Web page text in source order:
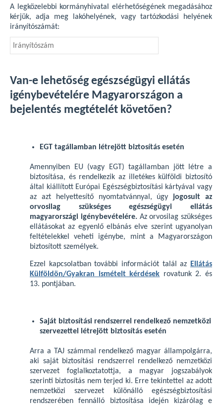
A legközelebbi kormányhivatal elérhetőségének megadásához
kérjük, adja meg lakóhelyének, vagy tartózkodási helyének
irányítószámát:
Van-e lehetőség egészségügyi ellátás
igénybevételére Magyarországon a
bejelentés megtételét követően?
EGT tagállamban létrejött biztosítás esetén
Amennyiben EU (vagy EGT) tagállamban jött létre a
biztosítása, és rendelkezik az illetékes külföldi biztosító
által kiállított Európai Egészségbiztosítási kártyával vagy
az azt helyettesítő nyomtatvánnyal, úgyjogosult az
orvosilag szükséges egészségügyi ellátás
magyarországi igénybevételére.Az orvosilag szükséges
ellátásokat az egyenlő elbánás elve szerint ugyanolyan
feltételekkel veheti igénybe, mint a Magyarországon
biztosított személyek.
Ezzel kapcsolatban további információt talál az
Ellátás
Külföldön/Gyakran ismételt kérdések rovatunk 2. és
13. pontjában.
Saját biztosítási rendszerrel rendelkező nemzetközi
szervezettel létrejött biztosítás esetén
Arra a TAJ számmal rendelkező magyar állampolgárra,
aki saját biztosítási rendszerrel rendelkező nemzetközi
szervezet foglalkoztatottja, a magyar jogszabályok
szerinti biztosítás nem terjed ki. Erre tekintettel az adott
nemzetközi szervezet különálló egészségbiztosítási
rendszerében fennálló biztosítása idején kizárólag e